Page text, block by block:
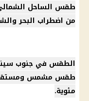
طقس الساحل
من اضطراب البحر
الطقس في جنوب
طقس
مئوية.